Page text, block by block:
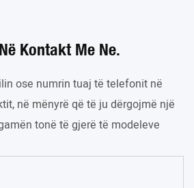
Kontakt Me Ne.
ose numrin tuaj të telefonit në
në mënyrë që të ju dërgojmë një
tonë të gjerë të modeleve